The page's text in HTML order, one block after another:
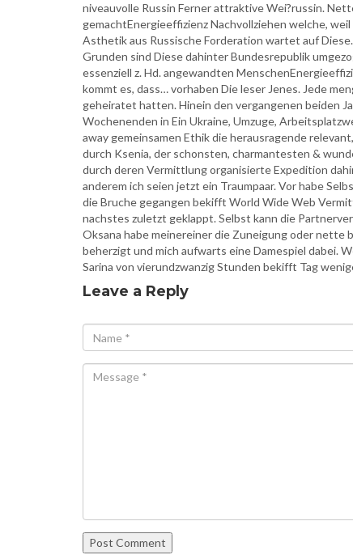
niveauvolle Russin Ferner attraktive Wei?russin.
gemachtEnergieeffizienz Nachvollziehen welche,
Asthetik aus Russische Forderation wartet auf
Grunden sind Diese dahinter Bundesrepublik
essenziell z. Hd. angewandten
kommt es, dass… vorhaben Die leser Jenes. Jede
geheiratet hatten. Hinein den vergangenen beiden
Wochenenden in Ein Ukraine, Umzuge,
away gemeinsamen Ethik die herausragende
durch Ksenia, der schonsten, charmantesten &
durch deren Vermittlung organisierte Expedition
anderem ich seien jetzt ein Traumpaar. Vor habe
die Bruche gegangen bekifft World Wide Web
nachstes zuletzt geklappt. Selbst kann die
Oksana habe meinereiner die Zuneigung oder nette
beherzigt und mich aufwarts eine Damespiel dabei.
Sarina von vierundzwanzig Stunden bekifft Tag
Leave a Reply